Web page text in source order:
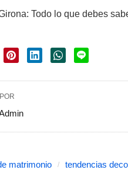
Todo lo que debes
matrimonio
tendencias